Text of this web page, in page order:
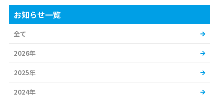
お知らせ一覧
全て
2026年
2025年
2024年